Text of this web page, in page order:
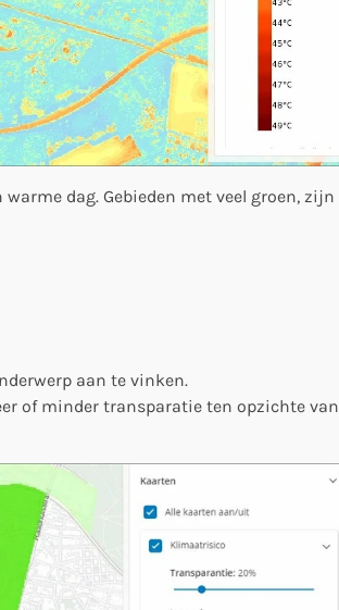
dag. Gebieden met veel groen, zijn
aan te vinken.
of minder transparatie ten opzichte van